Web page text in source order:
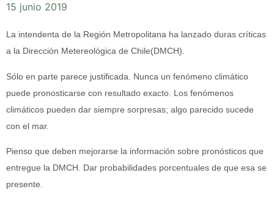
15 junio 2019
La intendenta de la Región Metropolitana ha lanzado duras críticas
a la Dirección Metereológica de Chile(DMCH).
Sólo en parte parece justificada. Nunca un fenómeno climático
puede pronosticarse con resultado exacto. Los fenómenos
climáticos pueden dar siempre sorpresas; algo parecido sucede
con el mar.
Pienso que deben mejorarse la información sobre pronósticos que
entregue la DMCH. Dar probabilidades porcentuales de que esa se
presente.